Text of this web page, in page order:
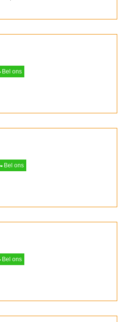
Bel ons
Bel ons
Bel ons